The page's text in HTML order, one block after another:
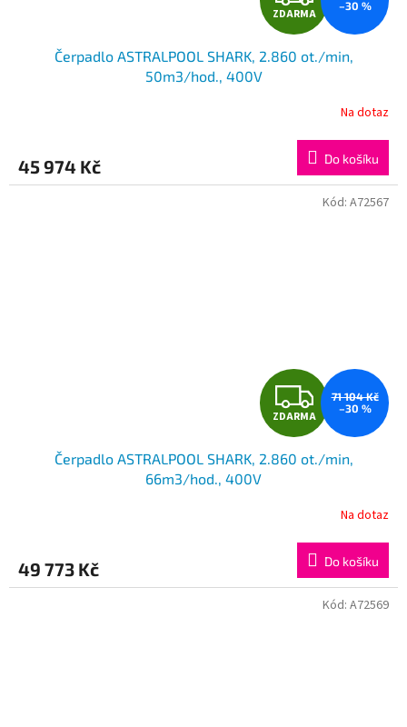
D
A
M
A
ZDARMA
–30 %
Čerpadlo ASTRALPOOL SHARK, 2.860 ot./min,
50m3/hod., 400V
Na dotaz
45 974 Kč Do košíku
Z
D
A
M
A
ZDARMA
71 104 Kč
–30 %
Čerpadlo ASTRALPOOL SHARK, 2.860 ot./min,
66m3/hod., 400V
Na dotaz
49 773 Kč Do košíku
Kód: A72567
Kód: A72569